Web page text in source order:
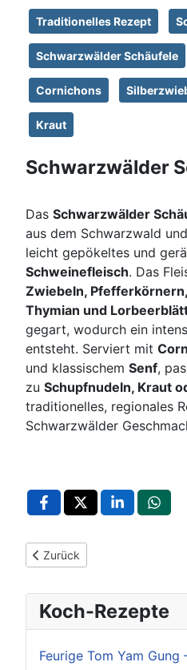
Traditionelles Rezept
Schwarzwälder Schäufele
Cornichons
Kraut
Schwarzwälder
Das Schwarzwälder
aus dem Schwarzwald
leicht gepökeltes und
Schweinefleisch. Das
Zwiebeln,
Thymian und
gegart, wodurch ein
entsteht. Serviert mit
und klassischem Senf,
zu Schupfnudeln, Kraut
traditionelles, regionales
Schwarzwälder
Vorheriger Beitrag:
Zurück
Koch-Rezepte
Feurige Tom Yam Gung